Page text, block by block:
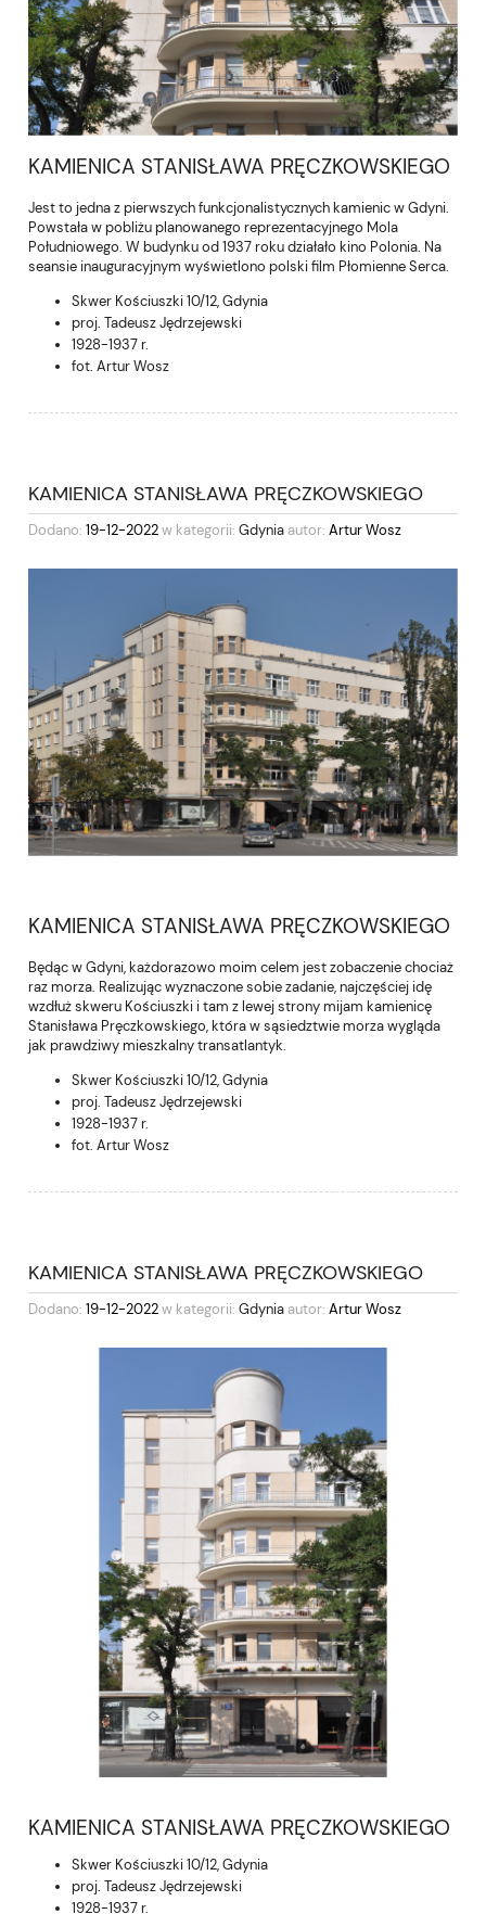
KAMIENICA STANISŁAWA PRĘCZKOWSKIEGO
Jest to jedna z pierwszych funkcjonalistycznych kamienic w Gdyni.
Powstała w pobliżu planowanego reprezentacyjnego Mola
Południowego. W budynku od 1937 roku działało kino Polonia. Na
seansie inauguracyjnym wyświetlono polski film Płomienne Serca.
Skwer Kościuszki 10/12, Gdynia
proj. Tadeusz Jędrzejewski
1928-1937 r.
fot. Artur Wosz
KAMIENICA STANISŁAWA PRĘCZKOWSKIEGO
Dodano: 19-12-2022w kategorii: Gdynia autor: Artur Wosz
KAMIENICA STANISŁAWA PRĘCZKOWSKIEGO
Będąc w Gdyni, każdorazowo moim celem jest zobaczenie chociaż
raz morza. Realizując wyznaczone sobie zadanie, najczęściej idę
wzdłuż skweru Kościuszki i tam z lewej strony mijam kamienicę
Stanisława Pręczkowskiego, która w sąsiedztwie morza wygląda
jak prawdziwy mieszkalny transatlantyk.
Skwer Kościuszki 10/12, Gdynia
proj. Tadeusz Jędrzejewski
1928-1937 r.
fot. Artur Wosz
KAMIENICA STANISŁAWA PRĘCZKOWSKIEGO
Dodano: 19-12-2022w kategorii: Gdynia autor: Artur Wosz
KAMIENICA STANISŁAWA PRĘCZKOWSKIEGO
Skwer Kościuszki 10/12, Gdynia
proj. Tadeusz Jędrzejewski
1928-1937 r.